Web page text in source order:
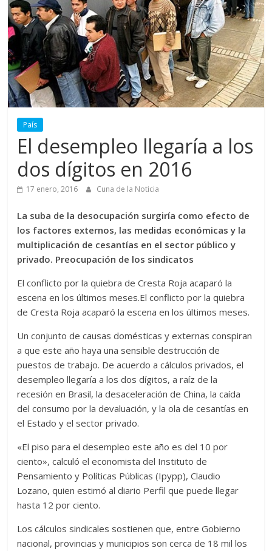
País
El desempleo llegaría a los
dos dígitos en 2016
17 enero, 2016 Cuna de la Noticia
La suba de la desocupación surgiría como efecto de
los factores externos, las medidas económicas y la
multiplicación de cesantías en el sector público y
privado. Preocupación de los sindicatos
El conflicto por la quiebra de Cresta Roja acaparó la
escena en los últimos meses.El conflicto por la quiebra
de Cresta Roja acaparó la escena en los últimos meses.
Un conjunto de causas domésticas y externas conspiran
a que este año haya una sensible destrucción de
puestos de trabajo. De acuerdo a cálculos privados, el
desempleo llegaría a los dos dígitos, a raíz de la
recesión en Brasil, la desaceleración de China, la caída
del consumo por la devaluación, y la ola de cesantías en
el Estado y el sector privado.
«El piso para el desempleo este año es del 10 por
ciento», calculó el economista del Instituto de
Pensamiento y Políticas Públicas (Ipypp), Claudio
Lozano, quien estimó al diario Perfil que puede llegar
hasta 12 por ciento.
Los cálculos sindicales sostienen que, entre Gobierno
nacional, provincias y municipios son cerca de 18 mil los